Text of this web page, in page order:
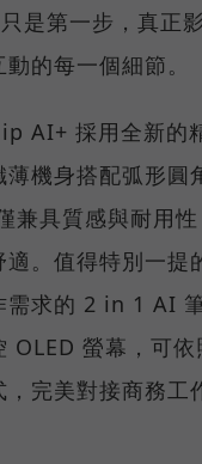
是第一步，真正
的每一個細節。
AI+ 採用全新的
機身搭配弧形圓
兼具質感與耐用
。值得特別一提
需求的 2 in 1 AI
OLED 螢幕，可依
完美對接商務工